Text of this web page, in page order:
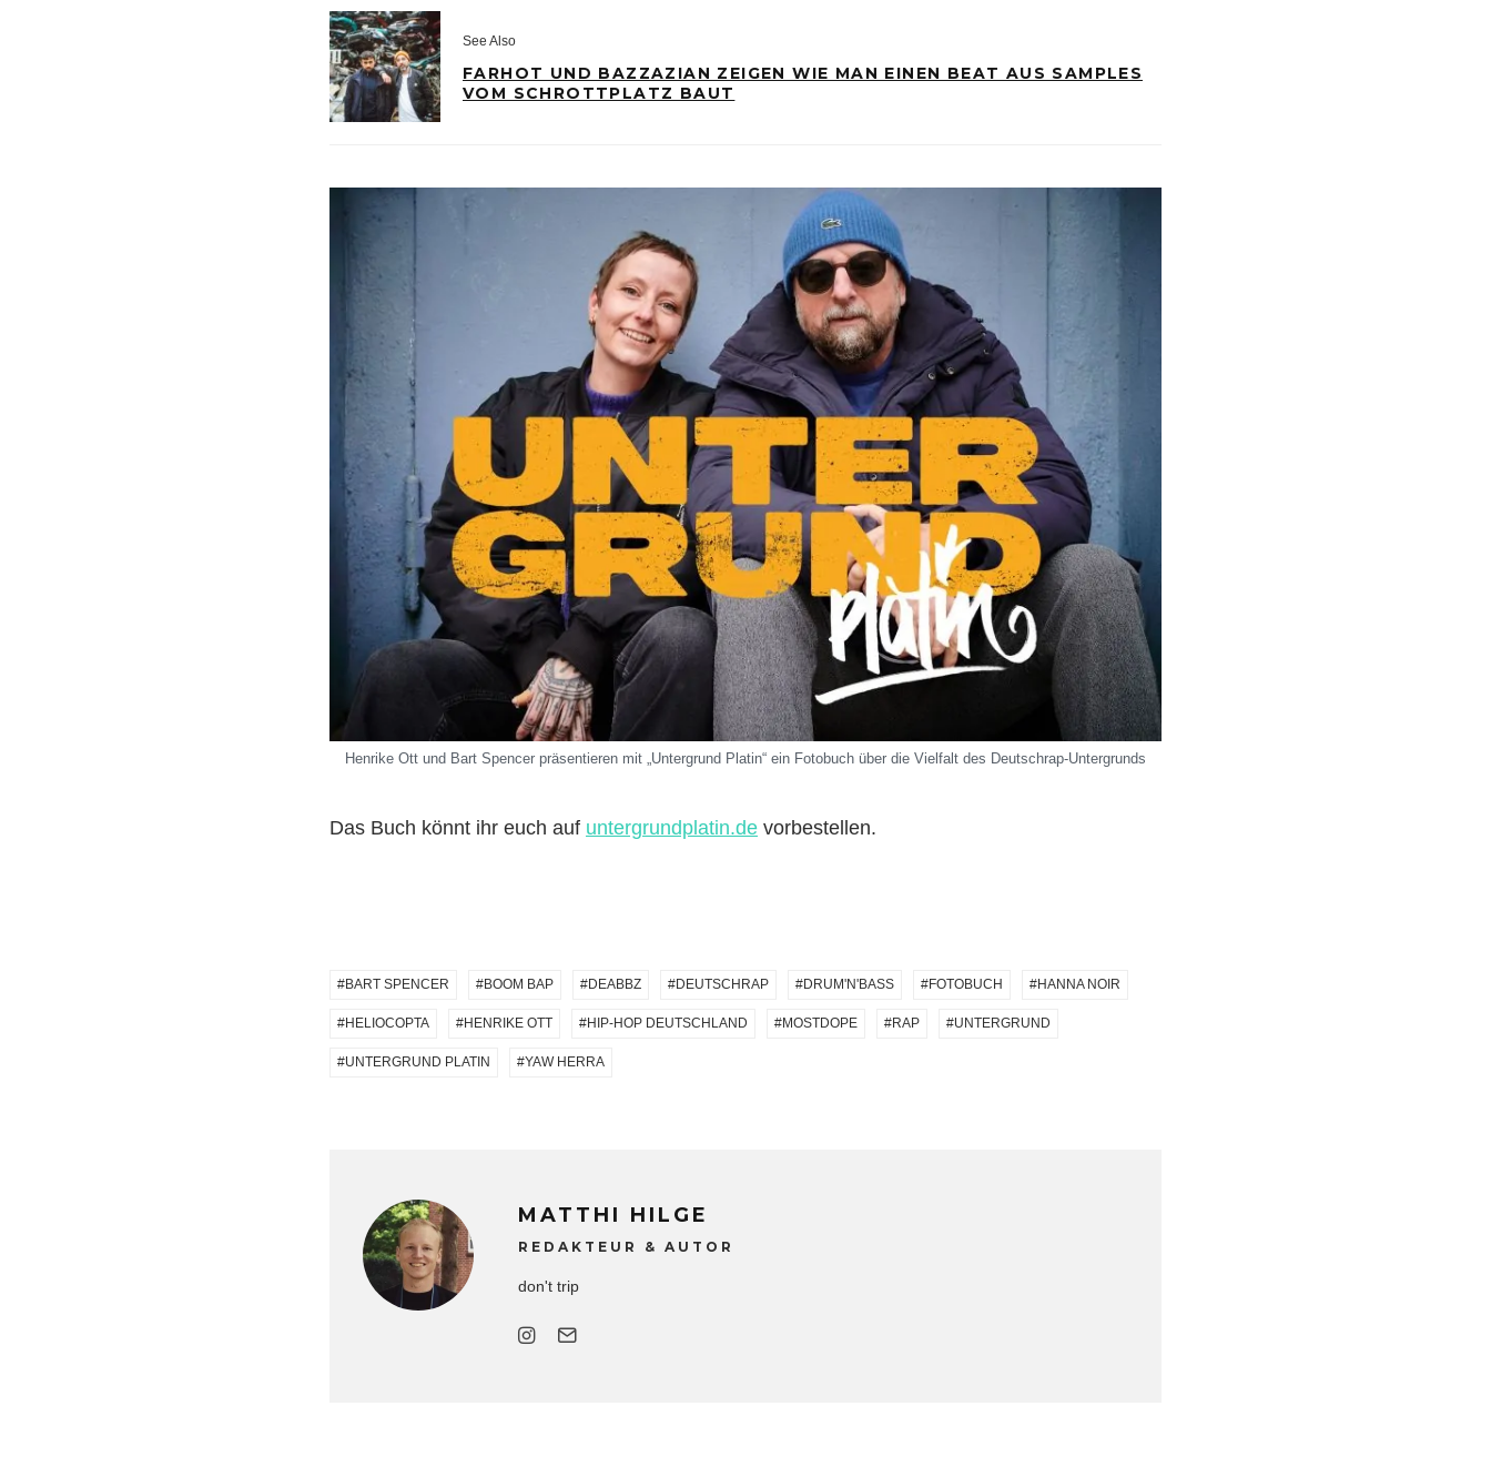
See Also
FARHOT UND BAZZAZIAN ZEIGEN WIE MAN EINEN BEAT AUS SAMPLES
VOM SCHROTTPLATZ BAUT
Henrike Ott und Bart Spencer präsentieren mit „Untergrund Platin“ ein Fotobuch über die Vielfalt des Deutschrap-Untergrunds
Das Buch könnt ihr euch auf untergrundplatin.de vorbestellen.
BART SPENCER BOOM BAP DEABBZ DEUTSCHRAP DRUM'N'BASS FOTOBUCH HANNA NOIR
HELIOCOPTA HENRIKE OTT HIP-HOP DEUTSCHLAND MOSTDOPE RAP UNTERGRUND
UNTERGRUND PLATIN YAW HERRA
MATTHI HILGE
REDAKTEUR & AUTOR
don't trip